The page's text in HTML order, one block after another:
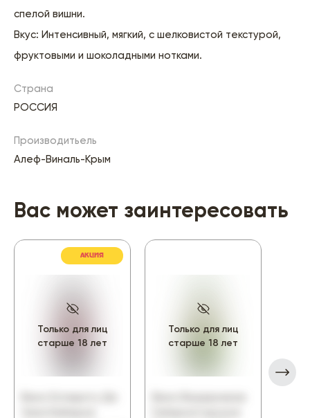
спелой вишни.
Вкус: Интенсивный, мягкий, с шелковистой текстурой,
фруктовыми и шоколадными нотками.
Страна
РОССИЯ
Производитьель
Алеф-Виналь-Крым
Вас может заинтересовать
Только для лиц
старше 18 лет
АКЦИЯ
Только для лиц
старше 18 лет